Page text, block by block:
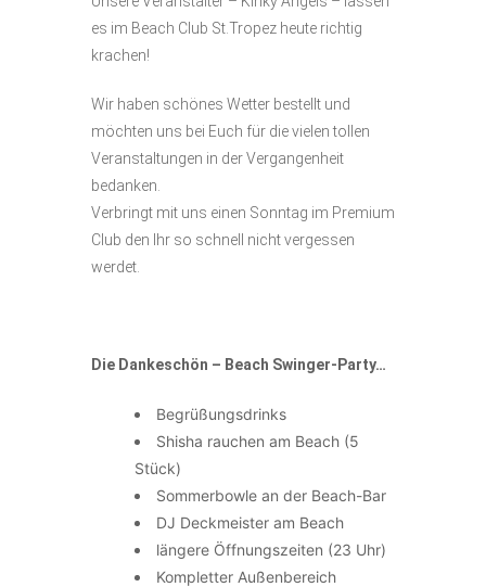
es im Beach Club St.Tropez heute richtig
krachen!
Wir haben schönes Wetter bestellt und
möchten uns bei Euch für die vielen tollen
Veranstaltungen in der Vergangenheit
bedanken.
Verbringt mit uns einen Sonntag im Premium
Club den Ihr so schnell nicht vergessen
werdet.
Die Dankeschön – Beach Swinger-Party…
Begrüßungsdrinks
Shisha rauchen am Beach (5
Stück)
Sommerbowle an der Beach-Bar
DJ Deckmeister am Beach
längere Öffnungszeiten (23 Uhr)
Kompletter Außenbereich